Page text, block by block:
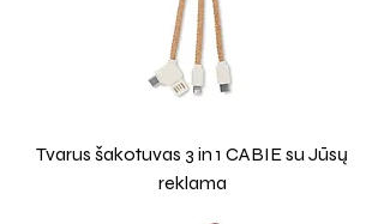
Tvarus šakotuvas 3 in 1 CABIE su Jūsų
reklama